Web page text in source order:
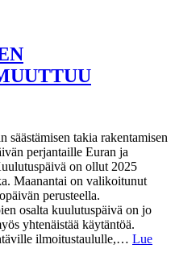
säästämisen takia rakentamisen
perjantaille Euran ja
on ollut 2025
Maanantai on valikoitunut
perusteella.
osalta kuulutuspäivä on jo
yhtenäistää käytäntöä.
ilmoitustaululle,… Lue